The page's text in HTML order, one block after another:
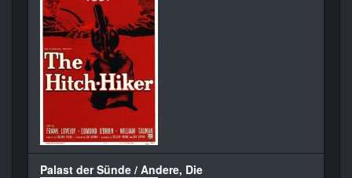
Palast der Sünde / Andere, Die